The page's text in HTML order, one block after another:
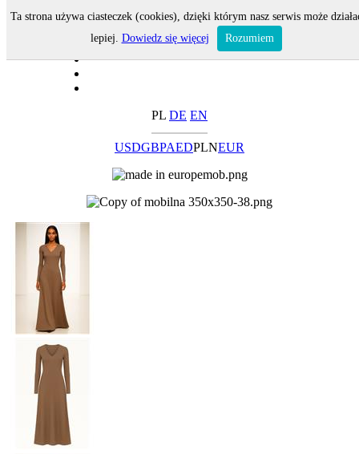
PL DE EN
USDGBPAEDPLNEUR
Ta strona używa ciasteczek (cookies), dzięki którym nasz serwis może
lepiej. Dowiedz się więcej Rozumiem